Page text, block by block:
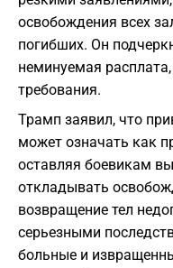
освобождения всех
погибших. Он
неминуемая
требования.
Трамп заявил, что
может означать как
оставляя боевикам
откладывать
возвращение тел
серьезными
больные и